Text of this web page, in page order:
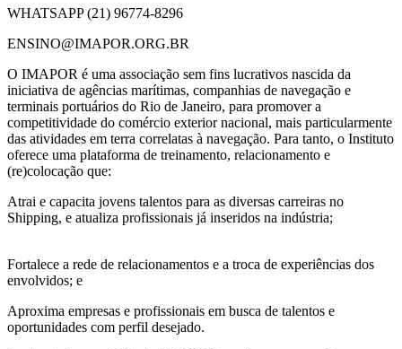
WHATSAPP (21) 96774-8296
ENSINO@IMAPOR.ORG.BR
O IMAPOR é uma associação sem fins lucrativos nascida da
iniciativa de agências marítimas, companhias de navegação e
terminais portuários do Rio de Janeiro, para promover a
competitividade do comércio exterior nacional, mais particularmente
das atividades em terra correlatas à navegação. Para tanto, o Instituto
oferece uma plataforma de treinamento, relacionamento e
(re)colocação que:
Atrai e capacita jovens talentos para as diversas carreiras no
Shipping, e atualiza profissionais já inseridos na indústria;
Fortalece a rede de relacionamentos e a troca de experiências dos
envolvidos; e
Aproxima empresas e profissionais em busca de talentos e
oportunidades com perfil desejado.